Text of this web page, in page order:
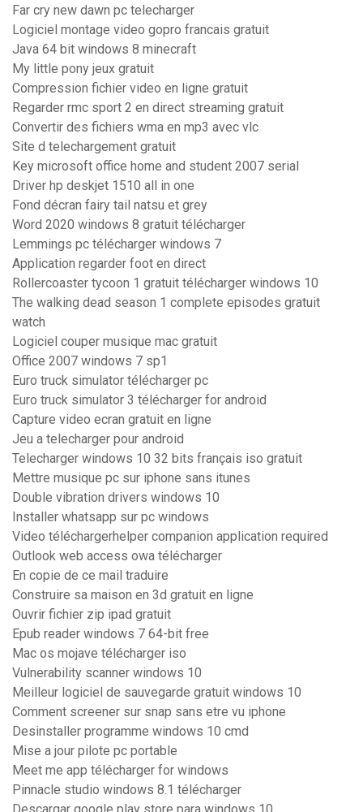
Far cry new dawn pc telecharger
Logiciel montage video gopro francais gratuit
Java 64 bit windows 8 minecraft
My little pony jeux gratuit
Compression fichier video en ligne gratuit
Regarder rmc sport 2 en direct streaming gratuit
Convertir des fichiers wma en mp3 avec vlc
Site d telechargement gratuit
Key microsoft office home and student 2007 serial
Driver hp deskjet 1510 all in one
Fond décran fairy tail natsu et grey
Word 2020 windows 8 gratuit télécharger
Lemmings pc télécharger windows 7
Application regarder foot en direct
Rollercoaster tycoon 1 gratuit télécharger windows 10
The walking dead season 1 complete episodes gratuit
watch
Logiciel couper musique mac gratuit
Office 2007 windows 7 sp1
Euro truck simulator télécharger pc
Euro truck simulator 3 télécharger for android
Capture video ecran gratuit en ligne
Jeu a telecharger pour android
Telecharger windows 10 32 bits français iso gratuit
Mettre musique pc sur iphone sans itunes
Double vibration drivers windows 10
Installer whatsapp sur pc windows
Video téléchargerhelper companion application required
Outlook web access owa télécharger
En copie de ce mail traduire
Construire sa maison en 3d gratuit en ligne
Ouvrir fichier zip ipad gratuit
Epub reader windows 7 64-bit free
Mac os mojave télécharger iso
Vulnerability scanner windows 10
Meilleur logiciel de sauvegarde gratuit windows 10
Comment screener sur snap sans etre vu iphone
Desinstaller programme windows 10 cmd
Mise a jour pilote pc portable
Meet me app télécharger for windows
Pinnacle studio windows 8.1 télécharger